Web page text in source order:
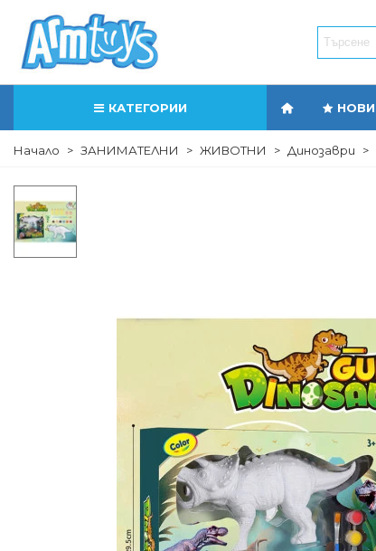
КАТЕГОРИИ НОВИ
Начало > ЗАНИМАТЕЛНИ > ЖИВОТНИ > Динозаври >